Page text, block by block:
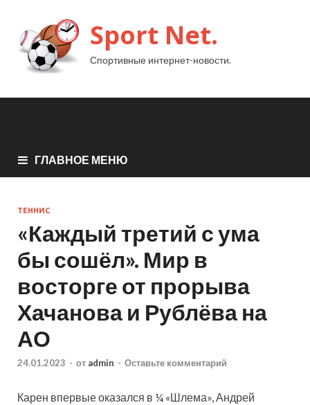
Sport Net.
Спортивные интернет-новости.
ГЛАВНОЕ МЕНЮ
ТЕННИС
«Каждый третий с ума
бы сошёл». Мир в
восторге от прорыва
Хачанова и Рублёва на
АО
24.01.2023 - от admin - Оставьте комментарий
Карен впервые оказался в ¼ «Шлема», Андрей